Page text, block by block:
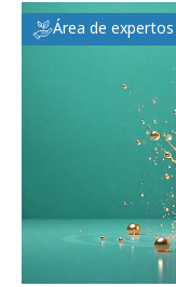
Área de expertos